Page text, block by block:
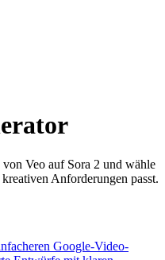
Veo auf Sora 2 und wähle
Anforderungen passt.
Google-Video-